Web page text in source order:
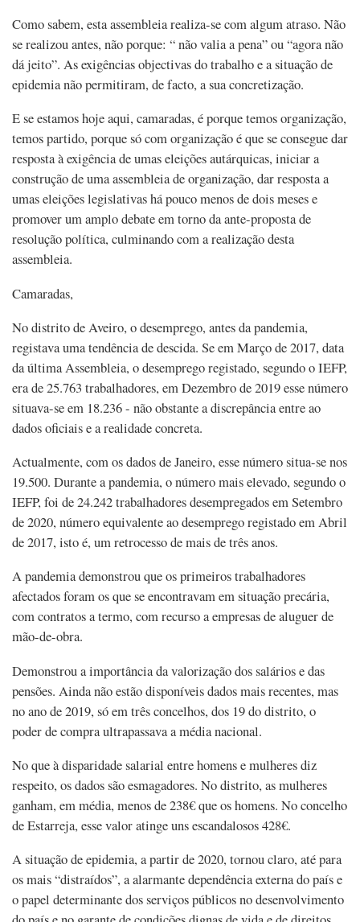
Como sabem, esta assembleia realiza-se com algum atraso. Não
se realizou antes, não porque: “ não valia a pena” ou “agora não
dá jeito”. As exigências objectivas do trabalho e a situação de
epidemia não permitiram, de facto, a sua concretização.
E se estamos hoje aqui, camaradas, é porque temos organização,
temos partido, porque só com organização é que se consegue dar
resposta à exigência de umas eleições autárquicas, iniciar a
construção de uma assembleia de organização, dar resposta a
umas eleições legislativas há pouco menos de dois meses e
promover um amplo debate em torno da ante-proposta de
resolução política, culminando com a realização desta
assembleia.
Camaradas,
No distrito de Aveiro, o desemprego, antes da pandemia,
registava uma tendência de descida. Se em Março de 2017, data
da última Assembleia, o desemprego registado, segundo o IEFP,
era de 25.763 trabalhadores, em Dezembro de 2019 esse número
situava-se em 18.236 - não obstante a discrepância entre ao
dados oficiais e a realidade concreta.
Actualmente, com os dados de Janeiro, esse número situa-se nos
19.500. Durante a pandemia, o número mais elevado, segundo o
IEFP, foi de 24.242 trabalhadores desempregados em Setembro
de 2020, número equivalente ao desemprego registado em Abril
de 2017, isto é, um retrocesso de mais de três anos.
A pandemia demonstrou que os primeiros trabalhadores
afectados foram os que se encontravam em situação precária,
com contratos a termo, com recurso a empresas de aluguer de
mão-de-obra.
Demonstrou a importância da valorização dos salários e das
pensões. Ainda não estão disponíveis dados mais recentes, mas
no ano de 2019, só em três concelhos, dos 19 do distrito, o
poder de compra ultrapassava a média nacional.
No que à disparidade salarial entre homens e mulheres diz
respeito, os dados são esmagadores. No distrito, as mulheres
ganham, em média, menos de 238€ que os homens. No concelho
de Estarreja, esse valor atinge uns escandalosos 428€.
A situação de epidemia, a partir de 2020, tornou claro, até para
os mais “distraídos”, a alarmante dependência externa do país e
o papel determinante dos serviços públicos no desenvolvimento